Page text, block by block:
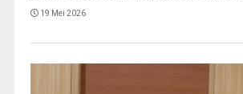
19 Mei 2026